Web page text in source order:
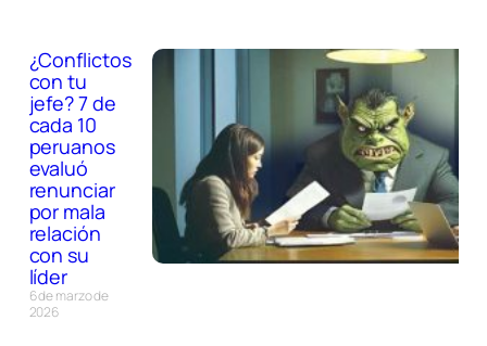
¿Conflictos
con tu
jefe? 7 de
cada 10
peruanos
evaluó
renunciar
por mala
relación
con su
líder
6 de marzo de
2026